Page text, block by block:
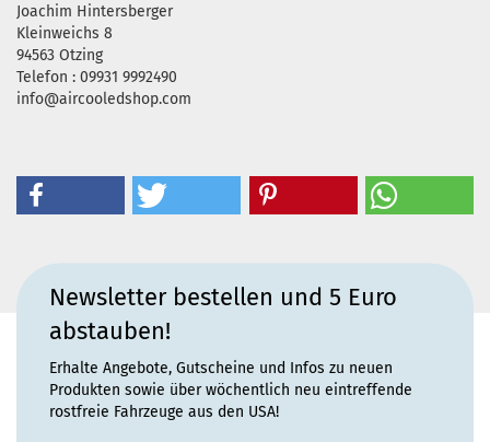
Joachim Hintersberger
Kleinweichs 8
94563 Otzing
Telefon : 09931 9992490
info@aircooledshop.com
Newsletter bestellen und 5 Euro
abstauben!
Erhalte Angebote, Gutscheine und Infos zu neuen
Produkten sowie über wöchentlich neu eintreffende
rostfreie Fahrzeuge aus den USA!